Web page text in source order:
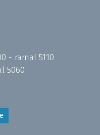
- ramal 5110
5060